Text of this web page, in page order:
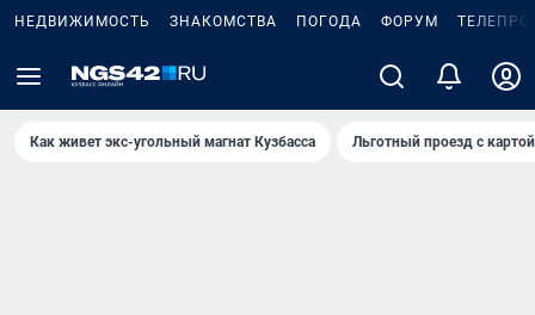
НЕДВИЖИМОСТЬ ЗНАКОМСТВА ПОГОДА ФОРУМ
Как живет экс-угольный магнат Кузбасса Льготный проезд с